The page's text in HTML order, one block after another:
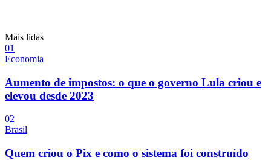
Mais lidas
01
Economia
Aumento de impostos: o que o governo Lula criou e
elevou desde 2023
02
Brasil
Quem criou o Pix e como o sistema foi construído